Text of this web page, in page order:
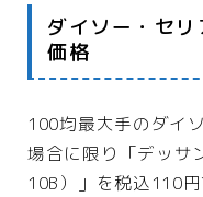
ダイソー・セ
価格
100均最大手のダイ
場合に限り「デッサ
10B）」を税込110